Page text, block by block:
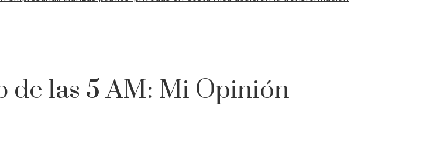
de las 5 AM: Mi Opinión